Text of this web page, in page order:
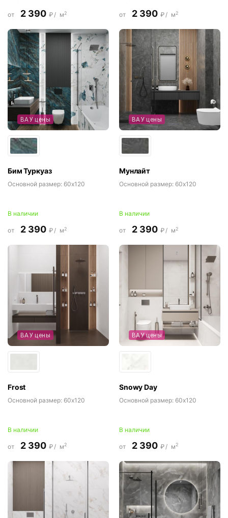
от 2 390 ₽/ м2 от 2 390 ₽/ м2
ВАУ цены
Бим Туркуаз
Основной размер: 60x120
В наличии
от 2 390 ₽/ м2
ВАУ цены
Мунлайт
Основной размер: 60x120
В наличии
от 2 390 ₽/ м2
ВАУ цены
Frost
Основной размер: 60x120
В наличии
от 2 390 ₽/ м2
ВАУ цены
Snowy Day
Основной размер: 60x120
В наличии
от 2 390 ₽/ м2